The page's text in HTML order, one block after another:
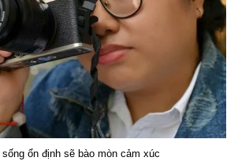
ổn định sẽ bào mòn cảm xúc